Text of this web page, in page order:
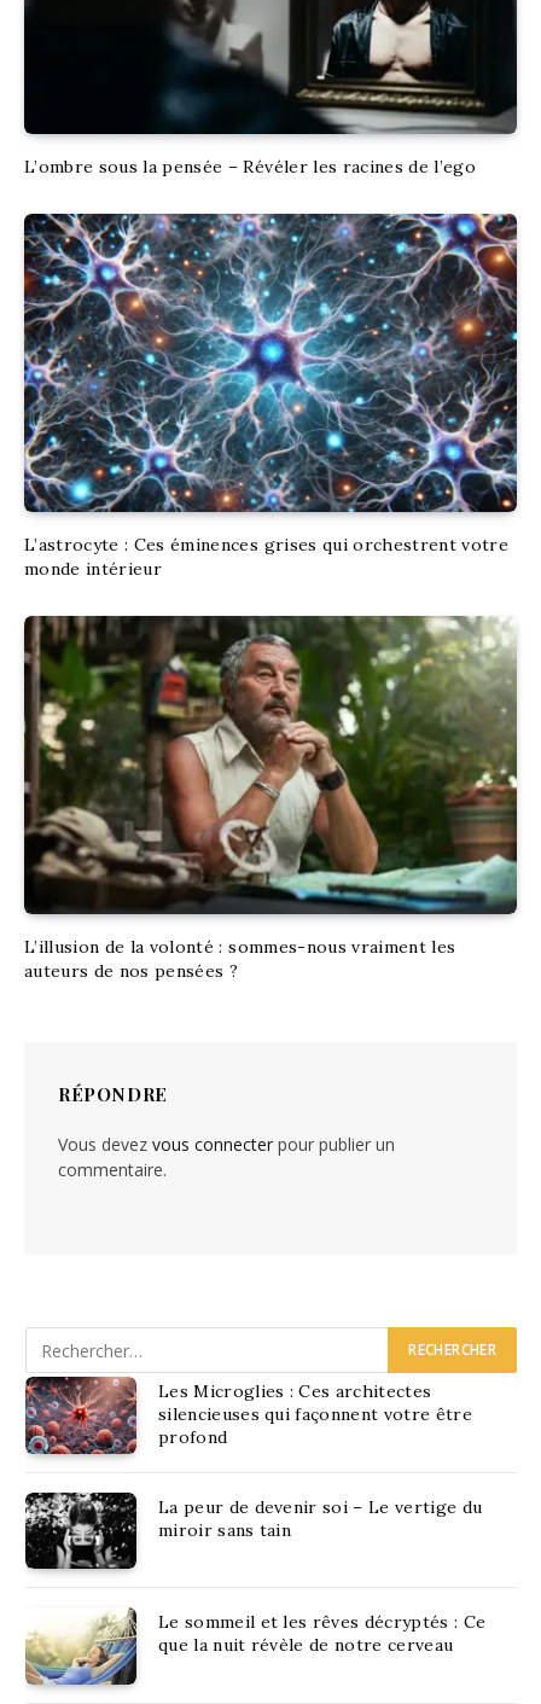
L’ombre sous la pensée – Révéler les racines de l’ego
L’astrocyte : Ces éminences grises qui orchestrent votre
monde intérieur
L’illusion de la volonté : sommes-nous vraiment les
auteurs de nos pensées ?
RÉPONDRE
Vous devez vous connecter pour publier un
commentaire.
Les Microglies : Ces architectes
silencieuses qui façonnent votre être
profond
La peur de devenir soi – Le vertige du
miroir sans tain
Le sommeil et les rêves décryptés : Ce
que la nuit révèle de notre cerveau